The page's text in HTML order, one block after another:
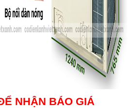
NHẬN BÁO GIÁ